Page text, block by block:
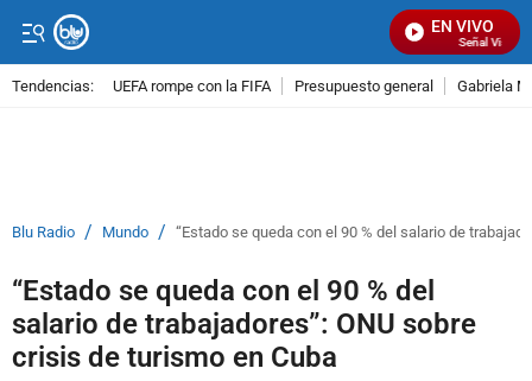
EN VIVO
Señal Visual
Tendencias: UEFA rompe con la FIFA Presupuesto general Gabriela
Blu Radio / Mundo / “Estado se queda con el 90 % del salario de
“Estado se queda con el 90 % del
salario de trabajadores”: ONU sobre
crisis de turismo en Cuba